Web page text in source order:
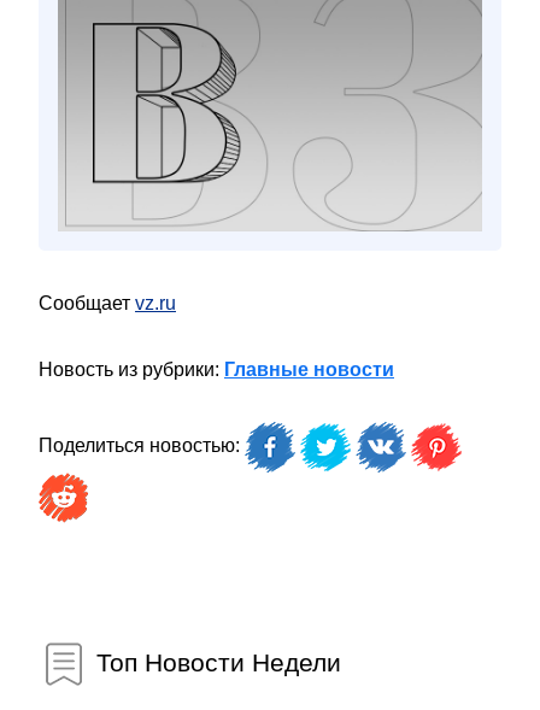
Сообщает vz.ru
Новость из рубрики: Главные новости
Поделиться новостью:
Топ Новости Недели